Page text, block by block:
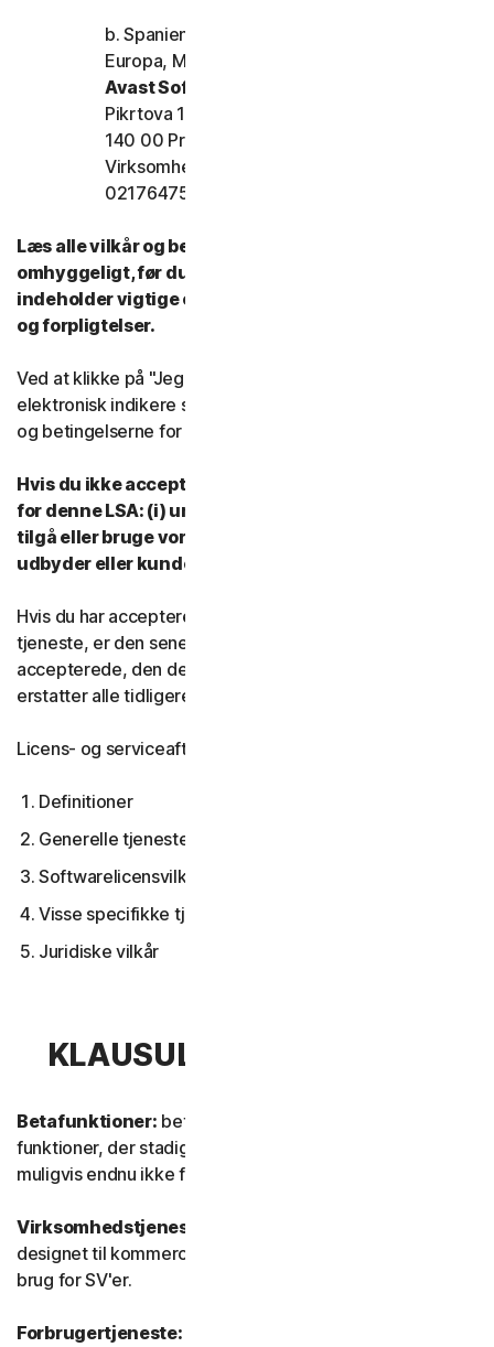
b. Spanien, Frankrig, Italien og resten af
Europa, Mellemøsten og Afrika
Avast Software s.r.o.
Pikrtova 1737/1a, Nusle,
140 00 Praha 4 Tjekkiet
Virksomhedens registreringsnummer:
02176475 og momsnummer: CZ02176475
Læs alle vilkår og betingelser for denne LSA
omhyggeligt, før du bruger vores tjenester. De
indeholder vigtige oplysninger om dine rettigheder
og forpligtelser.
Ved at klikke på "Jeg accepterer" eller på anden måde
elektronisk indikere samtykke, accepterer du vilkårene
og betingelserne for denne LSA.
Hvis du ikke accepterer vilkårene og betingelserne
for denne LSA: (i) undlad at downloade, installere,
tilgå eller bruge vores tjenester, og (ii) kontakt din
udbyder eller kundeservice og support.
Hvis du har accepteret flere versioner af denne LSA til en
tjeneste, er den seneste version af LSA, du
accepterede, den der gælder for dig og os og den
erstatter alle tidligere versioner.
Licens- og serviceaftalen dækker:
Definitioner
Generelle tjenestevilkår
Softwarelicensvilkår
Visse specifikke tjenestevilkår
Juridiske vilkår
KLAUSUL 1 – DEFINITIONER
Betafunktioner: betyder nye og/eller opdaterede
funktioner, der stadig er i testtilstand. Disse funktioner er
muligvis endnu ikke fuldt funktionsdygtige eller færdige.
Virksomhedstjeneste:
designet til kommercielle formål og beregnet til intern
brug for SV'er.
Forbrugertjeneste: